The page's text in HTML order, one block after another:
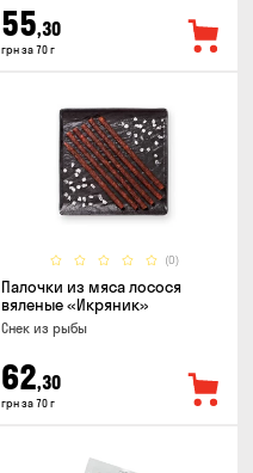
55,30
грн за 70 г
(0)
Палочки из мяса лосося
вяленые «Икряник»
Снек из рыбы
62,30
грн за 70 г